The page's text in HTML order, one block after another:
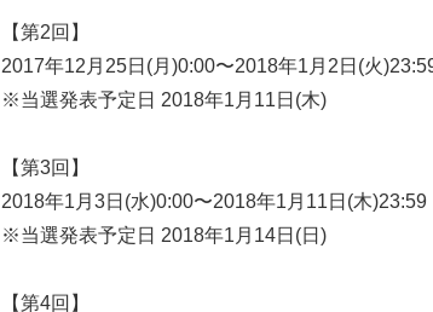
【第2回】
2017年12月25日(月)0:00〜2018年1月2日(火
※当選発表予定日 2018年1月11日(木)
【第3回】
2018年1月3日(水)0:00〜2018年1月11日(木)23:59
※当選発表予定日 2018年1月14日(日)
【第4回】